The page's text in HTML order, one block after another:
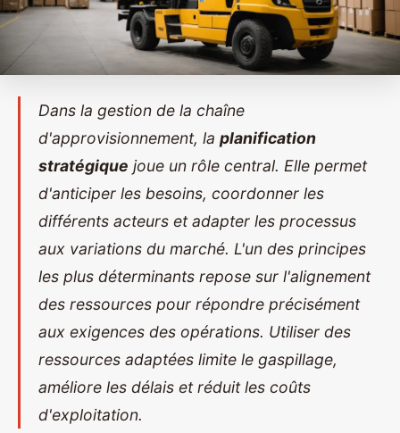
Dans la gestion de la chaîne
d'approvisionnement, la planification
stratégique joue un rôle central. Elle permet
d'anticiper les besoins, coordonner les
différents acteurs et adapter les processus
aux variations du marché. L'un des principes
les plus déterminants repose sur l'alignement
des ressources pour répondre précisément
aux exigences des opérations. Utiliser des
ressources adaptées limite le gaspillage,
améliore les délais et réduit les coûts
d'exploitation.